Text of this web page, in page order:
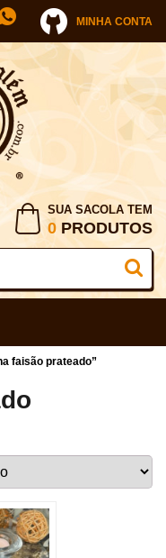
MINHA CONTA
SUA SACOLA TEM
0 PRODUTOS
faisão prateado”